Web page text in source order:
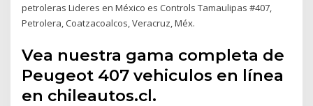
petroleras Lideres en México es Controls Tamaulipas #407,
Petrolera, Coatzacoalcos, Veracruz, Méx.
Vea nuestra gama completa de
Peugeot 407 vehiculos en línea
en chileautos.cl.